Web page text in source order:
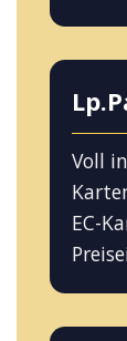
Voll
EC-